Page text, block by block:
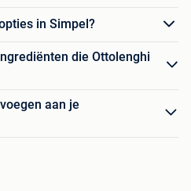
in Simpel?
die Ottolenghi
aan je